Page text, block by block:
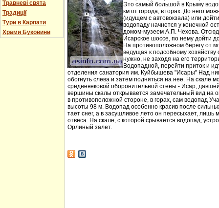
Травневі свята
Традиції
Тури в Карпати
Храми Буковини
Это самый большой в Крыму
км от города, в горах. До него
(идущем с автовокзала) или
водопаду начнется у конечной
домом-музеем А.П. Чехова.
Исарское шоссе, по нему дойти
На противоположном берегу от
ведущая к подсобному
нужно, не заходя на его
Водопадной, перейти приток и
отделения санатория им. Куйбышева "Исары" Над
обогнуть слева и затем подняться на нее. На скале
средневековой оборонительной стены - Исар,
вершины скалы открывается замечательный вид на
в противоположной стороне, в горах, сам водопад
высоты 98 м. Водопад особенно красив после
тает снег, а в засушливое лето он пересыхает, лишь
отвеса. На скале, с которой срывается водопад,
Орлиный залет.